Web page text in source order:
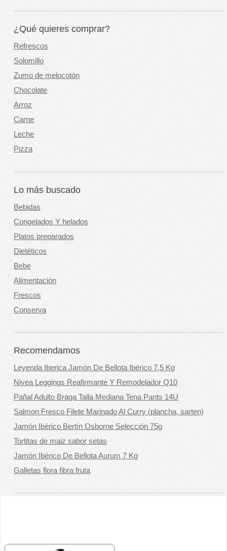
¿Qué quieres comprar?
Refrescos
Solomillo
Zumo de melocotón
Chocolate
Arroz
Carne
Leche
Pizza
Lo más buscado
Bebidas
Congelados Y helados
Platos preparados
Dietéticos
Bebe
Alimentación
Frescos
Conserva
Recomendamos
Leyenda Iberica Jamón De Bellota Ibérico 7,5 Kg
Nivea Leggings Reafirmante Y Remodelador Q10
Pañal Adulto Braga Talla Mediana Tena Pants 14U
Salmon Fresco Filete Marinado Al Curry (plancha, sarten)
Jamón Ibérico Bertín Osborne Selección 75g
Tortitas de maiz sabor setas
Jamón Ibérico De Bellota Aurum 7 Kg
Galletas flora fibra fruta